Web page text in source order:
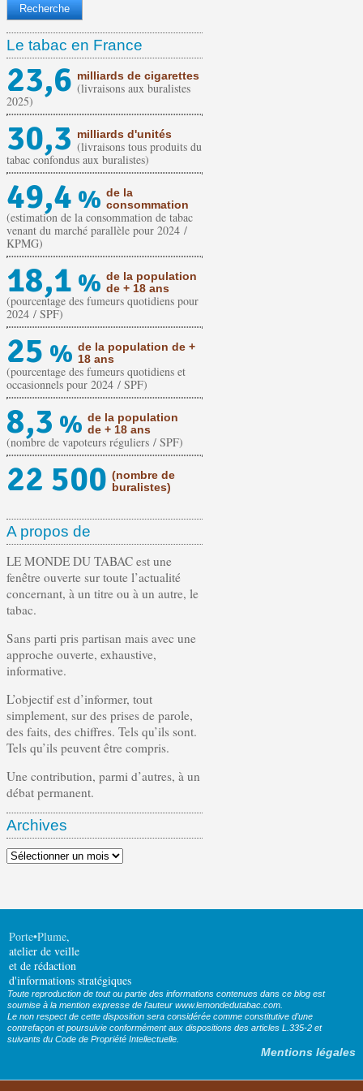
Le tabac en France
23,6 milliards de cigarettes
(livraisons aux buralistes
2025)
30,3 milliards d'unités
(livraisons tous produits du
tabac confondus aux buralistes)
49,4 % de la
consommation
(estimation de la consommation de tabac
venant du marché parallèle pour 2024 /
KPMG)
18,1 % de la population
de + 18 ans
(pourcentage des fumeurs quotidiens pour
2024 / SPF)
25 % de la population de +
18 ans
(pourcentage des fumeurs quotidiens et
occasionnels pour 2024 / SPF)
8,3 % de la population
de + 18 ans
(nombre de vapoteurs réguliers / SPF)
22 500 (nombre de
buralistes)
A propos de
LE MONDE DU TABAC est une
fenêtre ouverte sur toute l’actualité
concernant, à un titre ou à un autre, le
tabac.
Sans parti pris partisan mais avec une
approche ouverte, exhaustive,
informative.
L’objectif est d’informer, tout
simplement, sur des prises de parole,
des faits, des chiffres. Tels qu’ils sont.
Tels qu’ils peuvent être compris.
Une contribution, parmi d’autres, à un
débat permanent.
Archives
Archives
Porte•Plume,
atelier de veille
et de rédaction
d'informations stratégiques
Toute reproduction de tout ou partie des informations contenues dans ce blog est
soumise à la mention expresse de l'auteur www.lemondedutabac.com.
Le non respect de cette disposition sera considérée comme constitutive d’une
contrefaçon et poursuivie conformément aux dispositions des articles L.335-2 et
suivants du Code de Propriété Intellectuelle.
Mentions légales